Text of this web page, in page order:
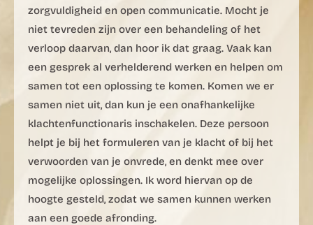
zorgvuldigheid en open communicatie. Mocht je
niet tevreden zijn over een behandeling of het
verloop daarvan, dan hoor ik dat graag. Vaak kan
een gesprek al verhelderend werken en helpen om
samen tot een oplossing te komen. Komen we er
samen niet uit, dan kun je een onafhankelijke
klachtenfunctionaris inschakelen. Deze persoon
helpt je bij het formuleren van je klacht of bij het
verwoorden van je onvrede, en denkt mee over
mogelijke oplossingen. Ik word hiervan op de
hoogte gesteld, zodat we samen kunnen werken
aan een goede afronding.